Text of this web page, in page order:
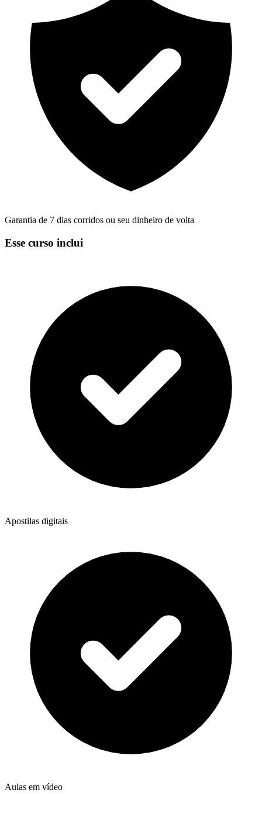
Garantia de 7 dias corridos ou seu dinheiro de volta
Esse curso inclui
Apostilas digitais
Aulas em vídeo